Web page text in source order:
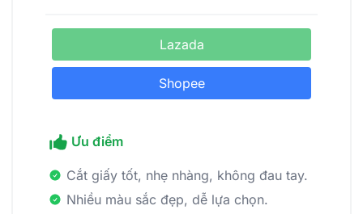
Lazada
Shopee
Ưu điểm
Cắt giấy tốt, nhẹ nhàng, không đau tay.
Nhiều màu sắc đẹp, dễ lựa chọn.